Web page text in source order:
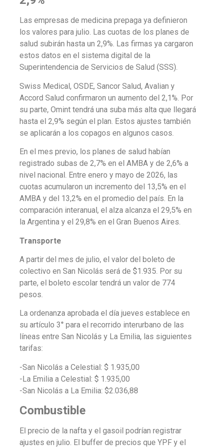
Las empresas de medicina prepaga ya definieron
los valores para julio. Las cuotas de los planes de
salud subirán hasta un 2,9%. Las firmas ya cargaron
estos datos en el sistema digital de la
Superintendencia de Servicios de Salud (SSS).
Swiss Medical, OSDE, Sancor Salud, Avalian y
Accord Salud confirmaron un aumento del 2,1%. Por
su parte, Omint tendrá una suba más alta que llegará
hasta el 2,9% según el plan. Estos ajustes también
se aplicarán a los copagos en algunos casos.
En el mes previo, los planes de salud habían
registrado subas de 2,7% en el AMBA y de 2,6% a
nivel nacional. Entre enero y mayo de 2026, las
cuotas acumularon un incremento del 13,5% en el
AMBA y del 13,2% en el promedio del país. En la
comparación interanual, el alza alcanza el 29,5% en
la Argentina y el 29,8% en el Gran Buenos Aires.
Transporte
A partir del mes de julio, el valor del boleto de
colectivo en San Nicolás será de $1.935. Por su
parte, el boleto escolar tendrá un valor de 774
pesos.
La ordenanza aprobada el día jueves establece en
su artículo 3° para el recorrido interurbano de las
líneas entre San Nicolás y La Emilia, las siguientes
tarifas:
-San Nicolás a Celestial: $ 1.935,00
-La Emilia a Celestial: $ 1.935,00
-San Nicolás a La Emilia: $2.036,88
Combustible
El precio de la nafta y el gasoil podrían registrar
ajustes en julio. El buffer de precios que YPF y el